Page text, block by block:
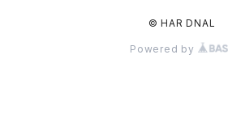
© HAR DNAL
Powered by